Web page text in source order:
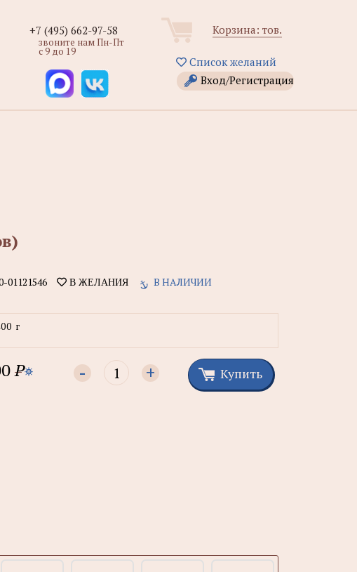
Корзина: тов.
Список желаний
Вход/Регистрация
+7 (495) 662-97-58
звоните нам Пн-Пт
с 9 до 19
01121546 В ЖЕЛАНИЯ В НАЛИЧИИ
г
P - + Купить